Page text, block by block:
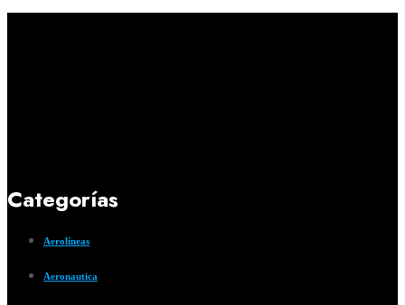
Categorías
Aerolíneas
Aeronautica